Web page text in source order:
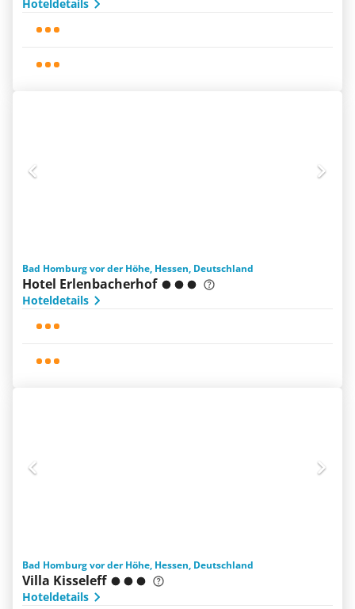
Hoteldetails
Bad Homburg vor der Höhe, Hessen, Deutschland
Hotel Erlenbacherhof
Hoteldetails
Bad Homburg vor der Höhe, Hessen, Deutschland
Villa Kisseleff
Hoteldetails